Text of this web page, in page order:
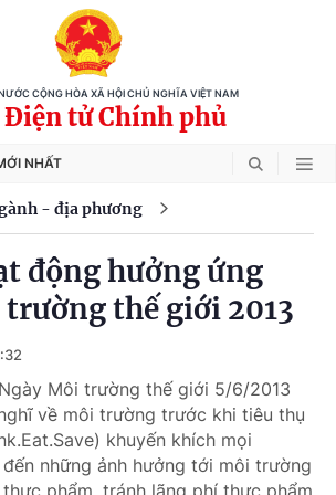
CỘNG HÒA XÃ HỘI CHỦ NGHĨA VIỆT NAM
Điện tử Chính phủ
NHẤT
- địa phương
động hưởng ứng
thế giới 2013
Môi trường thế giới 5/6/2013
về môi trường trước khi tiêu thụ
khuyến khích mọi
những ảnh hưởng tới môi trường
phẩm, tránh lãng phí thực phẩm